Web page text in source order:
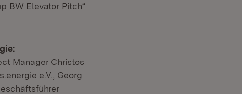
BW Elevator Pitch“
Manager Christos
e.V., Georg